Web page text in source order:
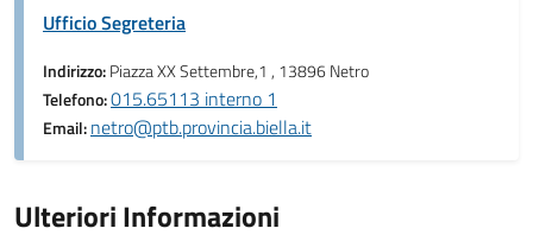
Ufficio Segreteria
Indirizzo:Piazza XX Settembre,1 , 13896 Netro
Telefono:015.65113 interno 1
Email:netro@ptb.provincia.biella.it
Ulteriori Informazioni